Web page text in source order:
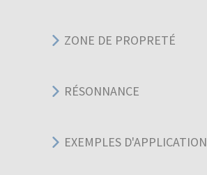
ZONE DE PROPRETÉ
RÉSONNANCE
EXEMPLES D'APPLICATION